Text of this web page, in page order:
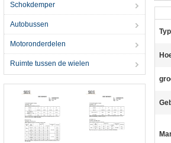
Schokdemper
Autobussen
Motoronderdelen
Ruimte tussen de wielen